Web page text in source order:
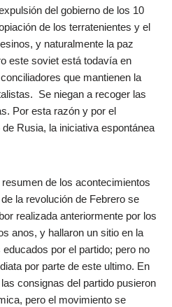
del gobierno de los 10
de los terratenientes y el
y naturalmente la paz
este soviet está todavía en
que mantienen la
Se niegan a recoger las
Por esta razón y por el
Rusia, la iniciativa espontánea
de los acontecimientos
la revolución de Febrero se
realizada anteriormente por los
anos, y hallaron un sitio en la
por el partido; pero no
por parte de este ultimo. En
consignas del partido pusieron
pero el movimiento se